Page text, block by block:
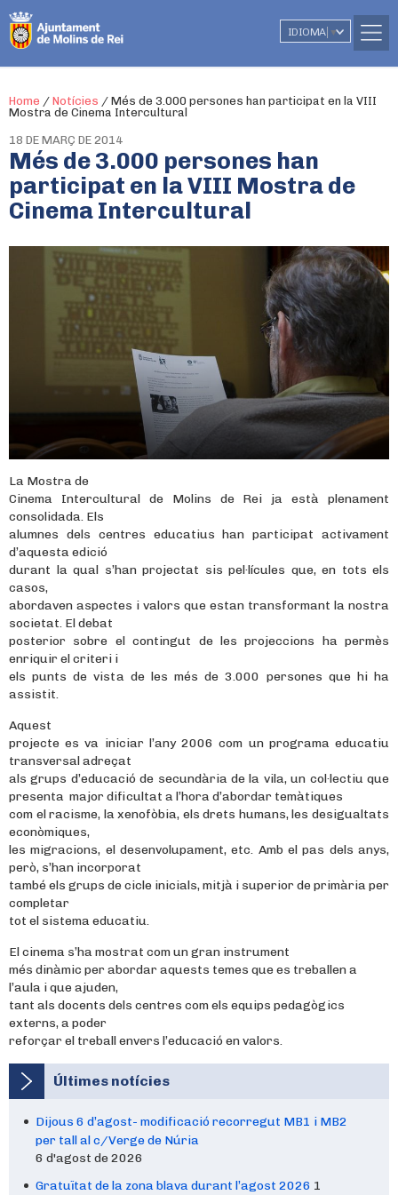
IDIOMA ▼
Home / Notícies / Més de 3.000 persones han participat en la VIII
Mostra de Cinema Intercultural
18 DE MARÇ DE 2014
Més de 3.000 persones han
participat en la VIII Mostra de
Cinema Intercultural
La Mostra de
Cinema Intercultural de Molins de Rei ja està plenament
consolidada. Els
alumnes dels centres educatius han participat activament
d’aquesta edició
durant la qual s’han projectat sis pel·lícules que, en tots els
casos,
abordaven aspectes i valors que estan transformant la nostra
societat. El debat
posterior sobre el contingut de les projeccions ha permès
enriquir el criteri i
els punts de vista de les més de 3.000 persones que hi ha
assistit.
Aquest
projecte es va iniciar l’any 2006 com un programa educatiu
transversal adreçat
als grups d’educació de secundària de la vila, un col·lectiu que
presenta major dificultat a l’hora d’abordar temàtiques
com el racisme, la xenofòbia, els drets humans, les desigualtats
econòmiques,
les migracions, el desenvolupament, etc. Amb el pas dels anys,
però, s’han incorporat
també els grups de cicle inicials, mitjà i superior de primària per
completar
tot el sistema educatiu.
El cinema s’ha mostrat com un gran instrument
més dinàmic per abordar aquests temes que es treballen a
l’aula i que ajuden,
tant als docents dels centres com els equips pedagògics
externs, a poder
reforçar el treball envers l’educació en valors.
Últimes notícies
Dijous 6 d’agost- modificació recorregut MB1 i MB2
per tall al c/Verge de Núria
6 d'agost de 2026
Gratuïtat de la zona blava durant l’agost 2026 1